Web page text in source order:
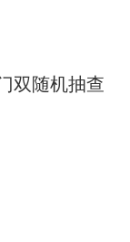
双随机抽查